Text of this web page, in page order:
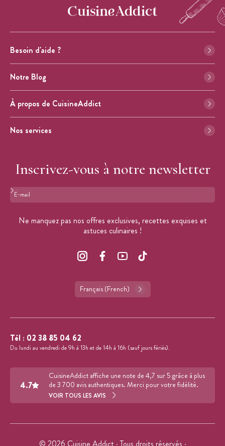
Besoin d'aide ?
Notre Blog
À propos de CuisineAddict
Nos services
Inscrivez-vous à notre newsletter
Format : adresse@email.com
Ne manquez pas nos offres exclusives, recettes exquises et
astuces culinaires !
Français (French)
Tél : 02 38 85 04 62
Du lundi au vendredi de 9h à 13h et de 14h à 16h (sauf jours fériés).
4.7
CuisineAddict affiche une note de 4,7 sur 5 grâce à plus
de 3 700 avis authentiques. Merci pour votre fidélité.
VOIR TOUS LES AVIS
© 2026 Cuisine Addict · Tous droits réservés ·